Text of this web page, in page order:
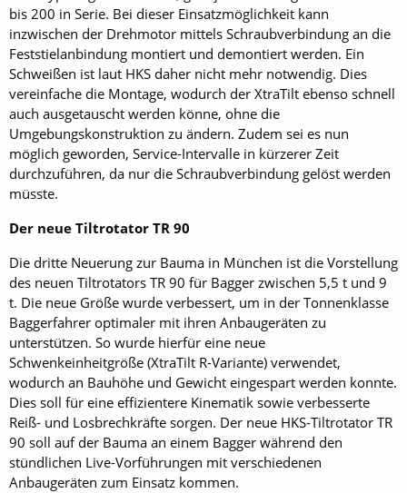
bis 200 in Serie. Bei dieser Einsatzmöglichkeit kann
inzwischen der Drehmotor mittels Schraubverbindung an die
Feststielanbindung montiert und demontiert werden. Ein
Schweißen ist laut HKS daher nicht mehr notwendig. Dies
vereinfache die Montage, wodurch der XtraTilt ebenso schnell
auch ausgetauscht werden könne, ohne die
Umgebungskonstruktion zu ändern. Zudem sei es nun
möglich geworden, Service-Intervalle in kürzerer Zeit
durchzuführen, da nur die Schraubverbindung gelöst werden
müsste.
Der neue Tiltrotator TR 90
Die dritte Neuerung zur Bauma in München ist die Vorstellung
des neuen Tiltrotators TR 90 für Bagger zwischen 5,5 t und 9
t. Die neue Größe wurde verbessert, um in der Tonnenklasse
Baggerfahrer optimaler mit ihren Anbaugeräten zu
unterstützen. So wurde hierfür eine neue
Schwenkeinheitgröße (XtraTilt R-Variante) verwendet,
wodurch an Bauhöhe und Gewicht eingespart werden konnte.
Dies soll für eine effizientere Kinematik sowie verbesserte
Reiß- und Losbrechkräfte sorgen. Der neue HKS-Tiltrotator TR
90 soll auf der Bauma an einem Bagger während den
stündlichen Live-Vorführungen mit verschiedenen
Anbaugeräten zum Einsatz kommen.